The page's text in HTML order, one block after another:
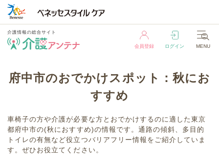
介護情報の総合サイト
会員登録 ログイン MENU
会員登録 ログイン MENU
府中市のおでかけスポット：秋にお
すすめ
車椅子の方や介護が必要な方とおでかけするのに適した東京
都府中市の(秋におすすめ)の情報です。通路の傾斜、多目的
トイレの有無など役立つバリアフリー情報をご紹介していま
す。ぜひお役立てください。